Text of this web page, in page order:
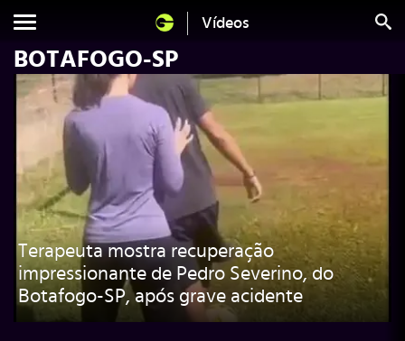
Vídeos
BOTAFOGO-SP
Terapeuta mostra recuperação
impressionante de Pedro Severino, do
Botafogo-SP, após grave acidente